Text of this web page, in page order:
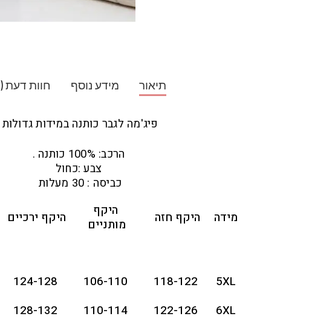
תיאור מידע נוסף חוות דעת (0)
פיג'מה לגבר כותנה במידות גדולות
הרכב: 100% כותנה .
צבע :כחול
כביסה : 30 מעלות
מידה היקף חזה
היקף
מותניים
היקף ירכיים
5XL
118-122
106-110
124-128
6XL
122-126
110-114
128-132